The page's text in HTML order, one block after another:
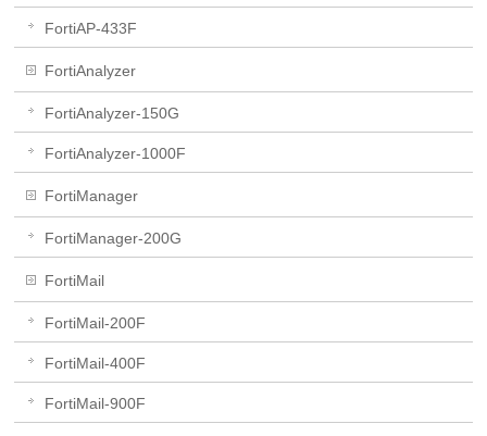
FortiAP-433F
FortiAnalyzer
FortiAnalyzer-150G
FortiAnalyzer-1000F
FortiManager
FortiManager-200G
FortiMail
FortiMail-200F
FortiMail-400F
FortiMail-900F